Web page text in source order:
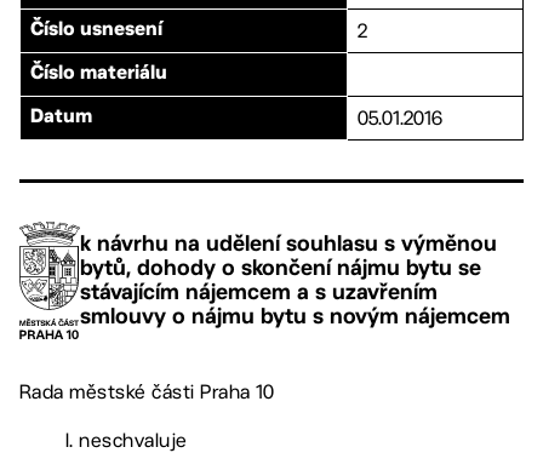
Číslo usnesení 2
Číslo materiálu
Datum 05.01.2016
k návrhu na udělení souhlasu s výměnou
bytů, dohody o skončení nájmu bytu se
stávajícím nájemcem a s uzavřením
smlouvy o nájmu bytu s novým nájemcem
Rada městské části Praha 10
I. neschvaluje